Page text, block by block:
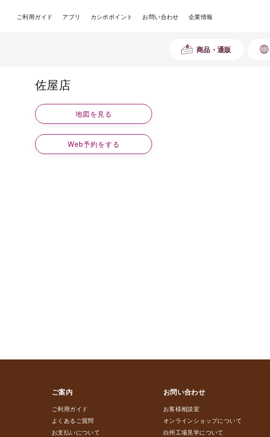
ご利用ガイド アプリ カシポポイント お問い合わせ 企業情報
商品・通販
佐屋店
地図を見る
Web予約をする
ご案内
ご利用ガイド
よくあるご質問
お支払いについて
お問い合わせ
お客様相談室
オンラインショップについて
白州工場見学について